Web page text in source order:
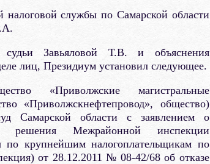
налоговой службы по Самарской области
Завьяловой Т.В. и объяснения
лиц, Президиум установил следующее.
«Приволжские магистральные
«Приволжскнефтепровод», общество)
Самарской области с заявлением о
решения Межрайонной инспекции
по крупнейшим налогоплательщикам по
от 28.12.2011 № 08-42/68 об отказе